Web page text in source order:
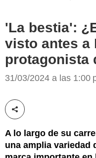
'La bestia':
visto antes a
protagonista
31/03/2024 a las 1:00
Compartir esta noticia
A lo largo de su
una amplia variedad